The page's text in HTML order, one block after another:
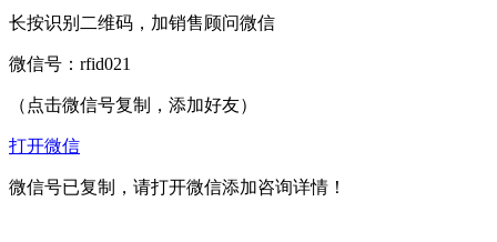
长按识别二维码，加销售顾问微信
微信号： rfid021
（点击微信号复制，添加好友）
打开微信
微信号已复制，请打开微信添加咨询详情！